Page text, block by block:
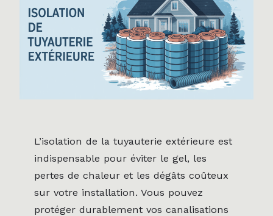
L’isolation de la tuyauterie extérieure est
indispensable pour éviter le gel, les
pertes de chaleur et les dégâts coûteux
sur votre installation. Vous pouvez
protéger durablement vos canalisations